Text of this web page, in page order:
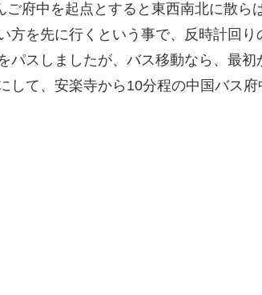
府中を起点とすると東西南北に散ら
方を先に行くという事で、反時計回
パスしましたが、バス移動なら、最
して、安楽寺から10分程の中国バス